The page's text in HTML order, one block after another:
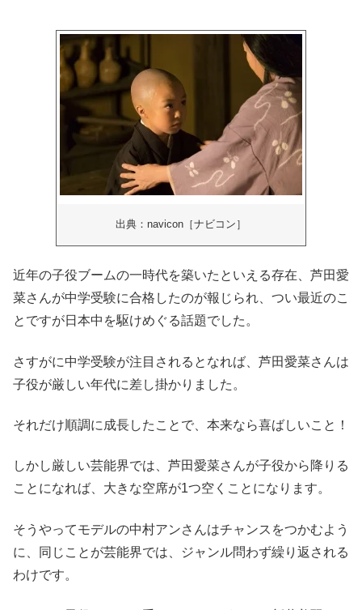
出典：navicon［ナビコン］
近年の子役ブームの一時代を築いたといえる存在、芦田愛
菜さんが中学受験に合格したのが報じられ、つい最近のこ
とですが日本中を駆けめぐる話題でした。
さすがに中学受験が注目されるとなれば、芦田愛菜さんは
子役が厳しい年代に差し掛かりました。
それだけ順調に成長したことで、本来なら喜ばしいこと！
しかし厳しい芸能界では、芦田愛菜さんが子役から降りる
ことになれば、大きな空席が1つ空くことになります。
そうやってモデルの中村アンさんはチャンスをつかむよう
に、同じことが芸能界では、ジャンル問わず繰り返される
わけです。